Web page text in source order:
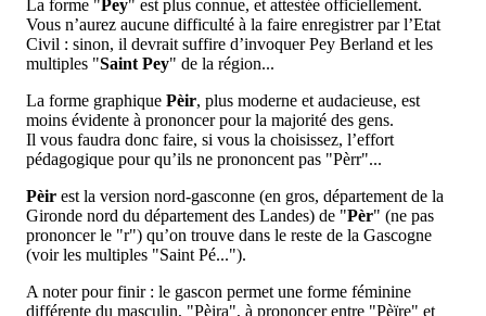
La forme "Pey" est plus connue, et attestée officiellement.
Vous n’aurez aucune difficulté à la faire enregistrer par l’Etat
Civil : sinon, il devrait suffire d’invoquer Pey Berland et les
multiples "Saint Pey" de la région...
La forme graphique Pèir, plus moderne et audacieuse, est
moins évidente à prononcer pour la majorité des gens.
Il vous faudra donc faire, si vous la choisissez, l’effort
pédagogique pour qu’ils ne prononcent pas "Pèrr"...
Pèir est la version nord-gasconne (en gros, département de la
Gironde nord du département des Landes) de "Pèr" (ne pas
prononcer le "r") qu’on trouve dans le reste de la Gascogne
(voir les multiples "Saint Pé...").
A noter pour finir : le gascon permet une forme féminine
différente du masculin, "Pèira", à prononcer entre "Pèïre" et